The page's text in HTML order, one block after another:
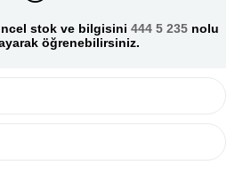
stok ve bilgisini 444 5 235 nolu
öğrenebilirsiniz.